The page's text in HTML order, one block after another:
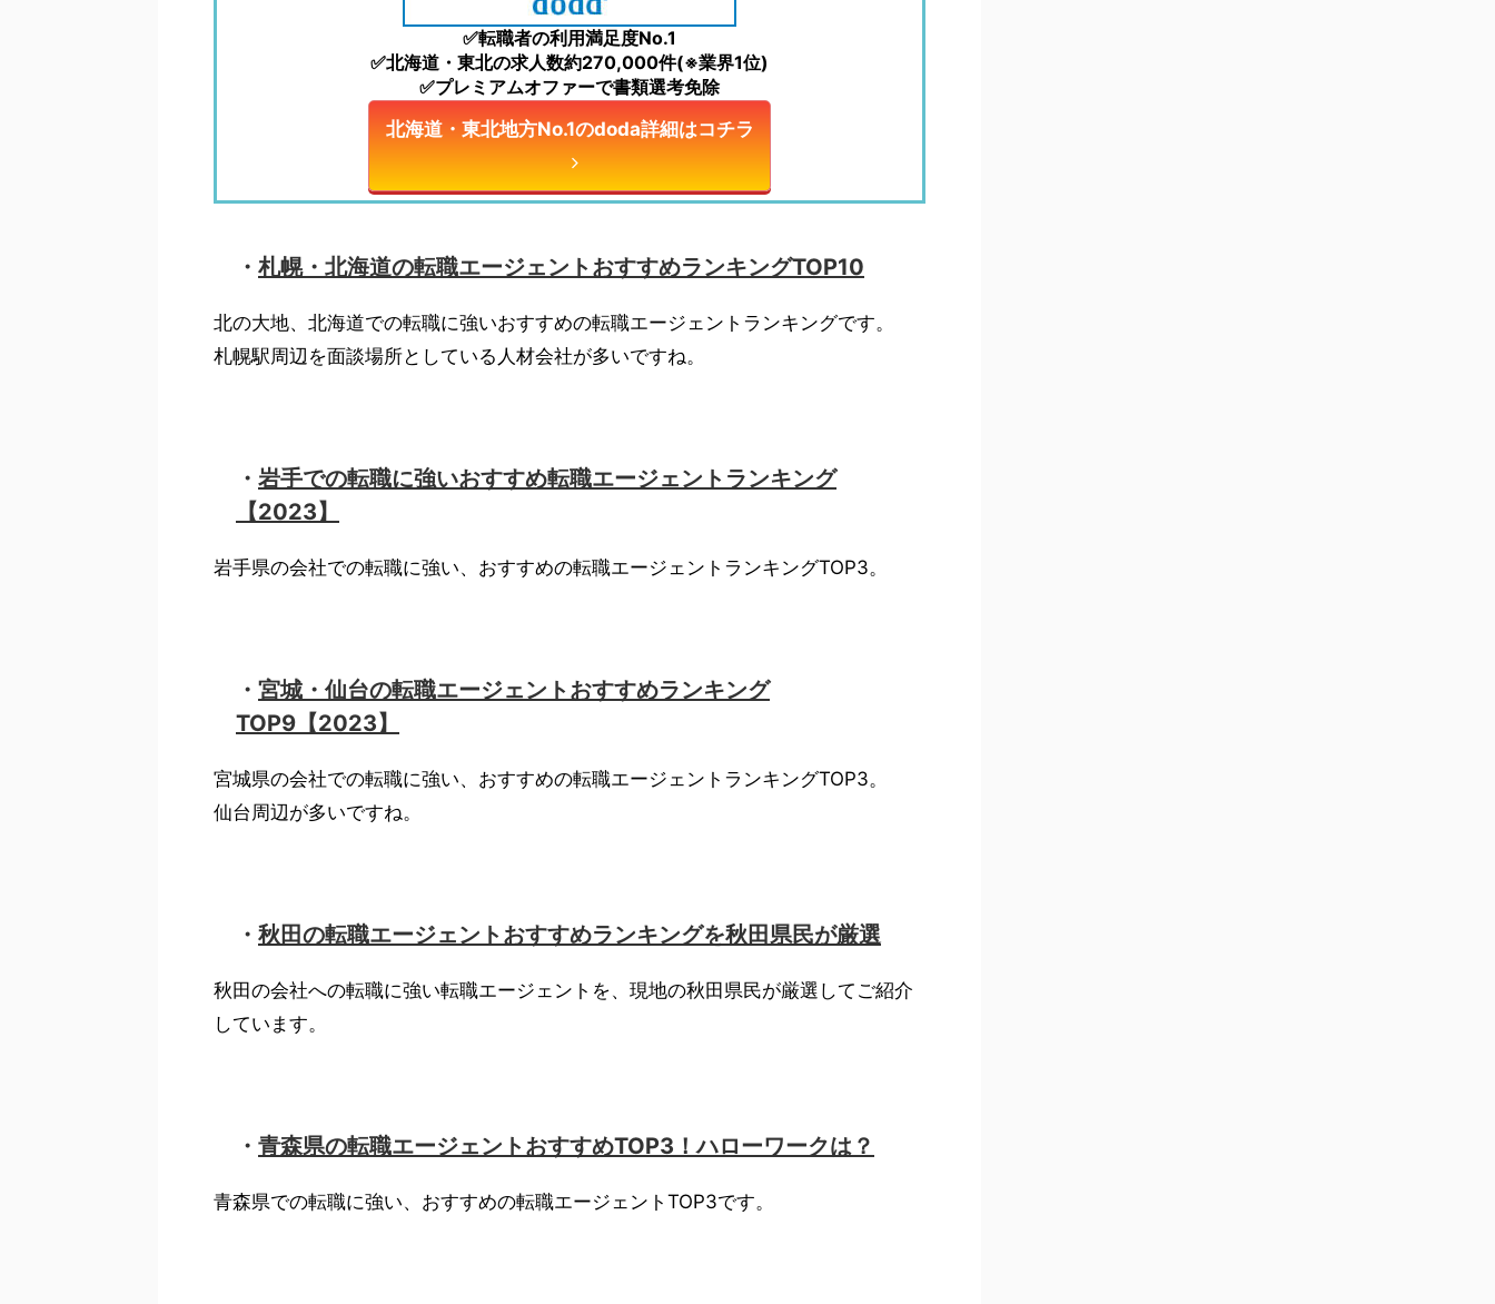
✅転職者の利用満足度No.1
✅北海道・東北の求人数約270,000件(※業界1位)
✅プレミアムオファーで書類選考免除
北海道・東北地方No.1のdoda詳細はコチラ
・ 札幌・北海道の転職エージェントおすすめランキングTOP10
北の大地、北海道での転職に強いおすすめの転職エージェントランキングです。
札幌駅周辺を面談場所としている人材会社が多いですね。
・ 岩手での転職に強いおすすめ転職エージェントランキング
【2023】
岩手県の会社での転職に強い、おすすめの転職エージェントランキングTOP3。
・ 宮城・仙台の転職エージェントおすすめランキング
TOP9【2023】
宮城県の会社での転職に強い、おすすめの転職エージェントランキングTOP3。
仙台周辺が多いですね。
・ 秋田の転職エージェントおすすめランキングを秋田県民が厳選
秋田の会社への転職に強い転職エージェントを、現地の秋田県民が厳選してご紹介
しています。
・ 青森県の転職エージェントおすすめTOP3！ハローワークは？
青森県での転職に強い、おすすめの転職エージェントTOP3です。